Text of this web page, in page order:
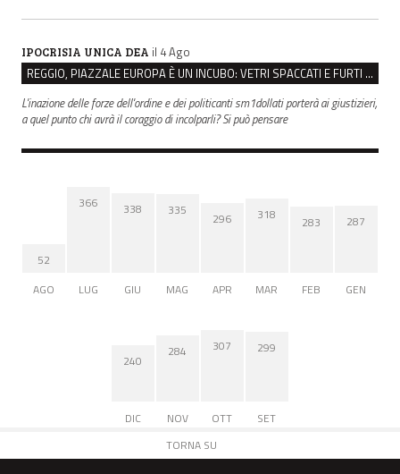
IPOCRISIA UNICA DEA il 4 Ago
REGGIO, PIAZZALE EUROPA È UN INCUBO: VETRI SPACCATI E FURTI SULLE AUTO IN SOSTA
L'inazione delle forze dell'ordine e dei politicanti sm1dollati porterà ai giustizieri,
a quel punto chi avrà il coraggio di incolparli? Si può pensare
52
AGO
366
LUG
338
GIU
335
MAG
296
APR
318
MAR
283
FEB
287
GEN
240
DIC
284
NOV
307
OTT
299
SET
TORNA SU